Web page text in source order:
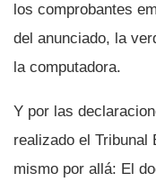
los comprobantes
del anunciado, la
la computadora.
Y por las
realizado el Tribunal
mismo por allá: El